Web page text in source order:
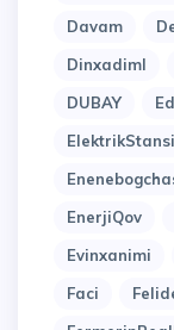
Davam
Dinxadiml
DUBAY
EnerjiQov
Evinxanimi
Faci